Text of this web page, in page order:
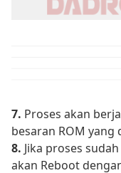
7. Proses akan
besaran ROM yang
8. Jika proses
akan Reboot